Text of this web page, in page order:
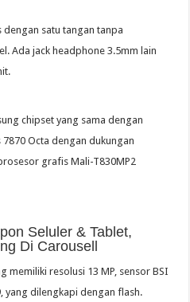
satu tangan tanpa
Ada jack headphone 3.5mm lain
chipset yang sama dengan
7870 Octa dengan dukungan
grafis Mali-T830MP2
Seluler & Tablet,
Di Carousell
memiliki resolusi 13 MP, sensor BSI
dilengkapi dengan flash.